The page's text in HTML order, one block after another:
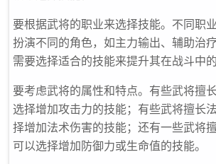
要根据武将的职业来选择技能。不同职
扮演不同的角色，如主力输出、辅助治
需要选择适合的技能来提升其在战斗中的
要考虑武将的属性和特点。有些武将擅
选择增加攻击力的技能；有些武将擅长
择增加法术伤害的技能；还有一些武将
可以选择增加防御力或生命值的技能。